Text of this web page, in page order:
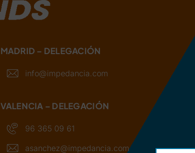
MADRID – DELEGACIÓN
info@impedancia.com
VALENCIA – DELEGACIÓN
96 365 09 61
asanchez@impedancia.com